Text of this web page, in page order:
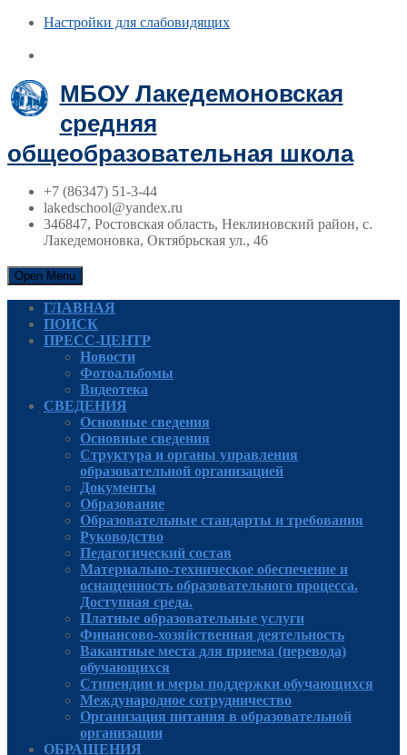
Настройки для cлабовидящих
МБОУ Лакедемоновская
средняя
общеобразовательная школа
+7 (86347) 51-3-44
lakedschool@yandex.ru
346847, Ростовская область, Неклиновский район, с.
Лакедемоновка, Октябрьская ул., 46
Open Menu
ГЛАВНАЯ
ПОИСК
ПРЕСС-ЦЕНТР
Новости
Фотоальбомы
Видеотека
СВЕДЕНИЯ
Основные сведения
Основные сведения
Структура и органы управления
образовательной организацией
Документы
Образование
Образовательные стандарты и требования
Руководcтво
Педагогический состав
Материально-техническое обеспечение и
оснащенность образовательного процесса.
Доступная среда.
Платные образовательные услуги
Финансово-хозяйственная деятельность
Вакантные места для приема (перевода)
обучающихся
Стипендии и меры поддержки обучающихся
Международное сотрудничество
Организация питания в образовательной
организации
ОБРАЩЕНИЯ